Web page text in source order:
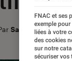
Sarah Dupont
FNAC et ses
exemple
liées à votre
des cookies
sur notre
sécuriser